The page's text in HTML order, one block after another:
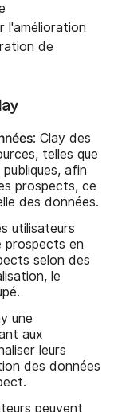
l'amélioration
de
: Clay des
telles que
afin
prospects, ce
des données.
utilisateurs
prospects en
selon des
le
une
aux
leurs
des données
peuvent